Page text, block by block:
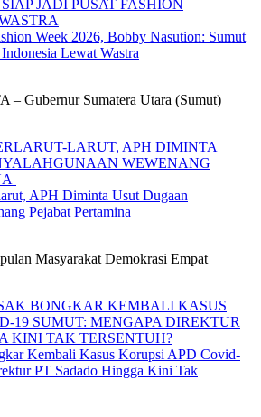
Week 2026, Bobby Nasution: Sumut
Lewat Wastra
– Gubernur Sumatera Utara (Sumut)
APH Diminta Usut Dugaan
Pejabat Pertamina
Masyarakat Demokrasi Empat
Kembali Kasus Korupsi APD Covid-
PT Sadado Hingga Kini Tak